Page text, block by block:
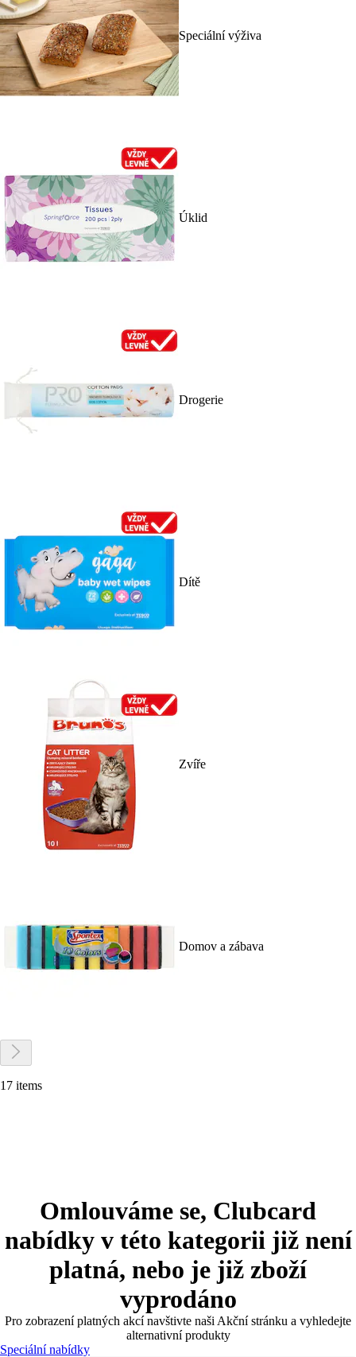
Speciální výživa
Úklid
Drogerie
Dítě
Zvíře
Domov a zábava
17 items
Omlouváme se, Clubcard
nabídky v této kategorii již není
platná, nebo je již zboží
vyprodáno
Pro zobrazení platných akcí navštivte naši Akční stránku a vyhledejte
alternativní produkty
Speciální nabídky